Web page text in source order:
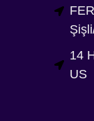
14
US